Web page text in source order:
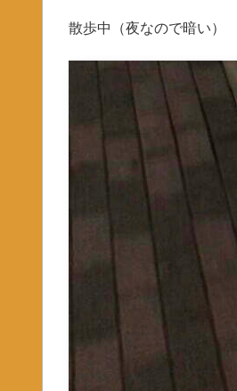
散歩中（夜なので暗い）